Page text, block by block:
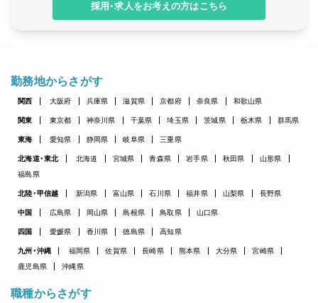
採用・求人をお考えの方はこちら
勤務地からさがす
関西 大阪府 兵庫県 滋賀県 京都府 奈良県 和歌山県
関東 東京都 神奈川県 千葉県 埼玉県 茨城県 栃木県 群馬県
東海 愛知県 静岡県 岐阜県 三重県
北海道・東北 北海道 宮城県 青森県 岩手県 秋田県
山形県
福島県
北陸・甲信越 新潟県 富山県 石川県 福井県 山梨県 長野県
中国 広島県 岡山県 島根県 鳥取県 山口県
四国 愛媛県 香川県 徳島県 高知県
九州・沖縄 福岡県 佐賀県 長崎県 熊本県 大分県
宮崎県
鹿児島県
沖縄県
職種からさがす